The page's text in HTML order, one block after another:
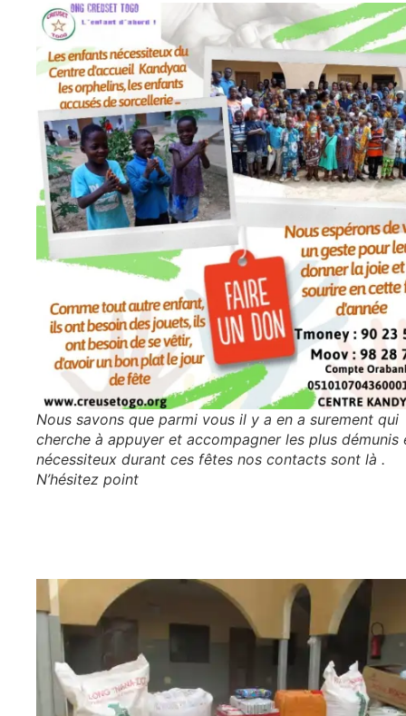
Nous savons que parmi vous il y a en a surement qui
cherche à appuyer et accompagner les plus démunis
nécessiteux durant ces fêtes nos contacts sont là .
N’hésitez point